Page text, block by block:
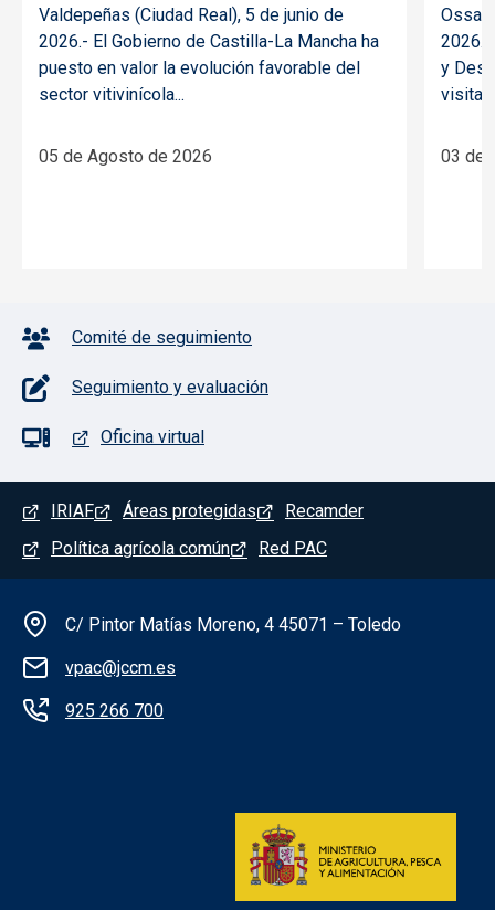
Valdepeñas (Ciudad Real), 5 de junio de
2026.- El Gobierno de Castilla-La Mancha ha
puesto en valor la evolución favorable del
sector vitivinícola...
05 de Agosto de 2026
Ossa
2026.-
y
03 de
Pie de página con iconos
Comité de seguimiento
Seguimiento y evaluación
Oficina virtual
Menú del pie
IRIAF Áreas protegidas
Recamder
Política agrícola común
Red PAC
Información de la institución
C/ Pintor Matías Moreno, 4 45071 – Toledo
vpac@jccm.es
925 266 700